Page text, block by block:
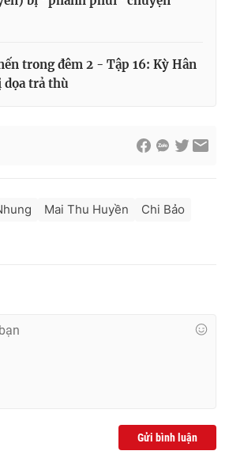
trong đêm 2 - Tập 16: Kỳ Hân
dọa trả thù
Mai Thu Huyền
Chi Bảo
Gửi bình luận